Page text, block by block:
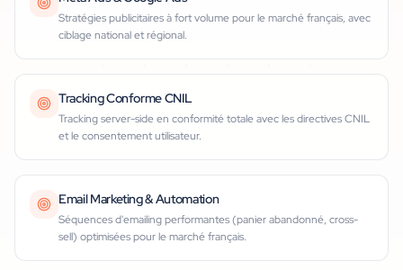
Stratégies publicitaires à fort volume pour le marché français, avec
ciblage national et régional.
Tracking Conforme CNIL
Tracking server-side en conformité totale avec les directives CNIL
et le consentement utilisateur.
Email Marketing & Automation
Séquences d'emailing performantes (panier abandonné, cross-
sell) optimisées pour le marché français.